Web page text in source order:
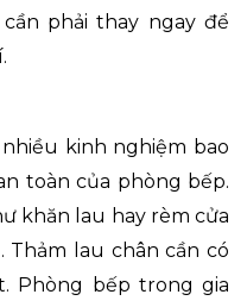
phải thay ngay để
kinh nghiệm bao
toàn của phòng bếp.
khăn lau hay rèm cửa
lau chân cần có
Phòng bếp trong gia